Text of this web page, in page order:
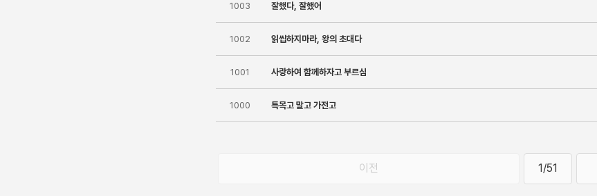
1003 잘했다, 잘했어
1002 읽씹하지마라, 왕의 초대다
1001 사랑하여 함께하자고 부르심
1000 특목고 말고 가전고
이전 1/51